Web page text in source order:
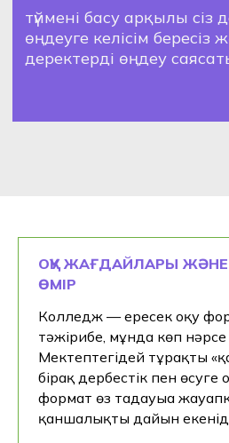
ОҚУ ЖАҒДАЙЛАРЫ ЖӘНЕ
ӨМІР
Колледж — ересек оқу
тәжірибе, мұнда көп нәрсе
Мектептегідей тұрақты
бірақ дербестік пен
формат өз таңдауыңа
қаншалықты дайын
Қол жеткізу